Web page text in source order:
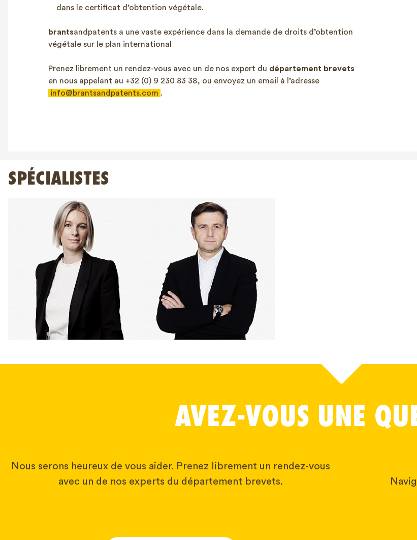
dans le certificat d’obtention végétale.
brantsandpatents a une vaste expérience dans la demande de droits d’obtention
végétale sur le plan international
Prenez librement un rendez-vous avec un de nos expert du département brevets
en nous appelant au +32 (0) 9 230 83 38, ou envoyez un email à l’adresse
info@brantsandpatents.com .
SPÉCIALISTES
AVEZ-VOUS UNE
Nous serons heureux de vous aider. Prenez librement un rendez-vous
avec un de nos experts du département brevets.